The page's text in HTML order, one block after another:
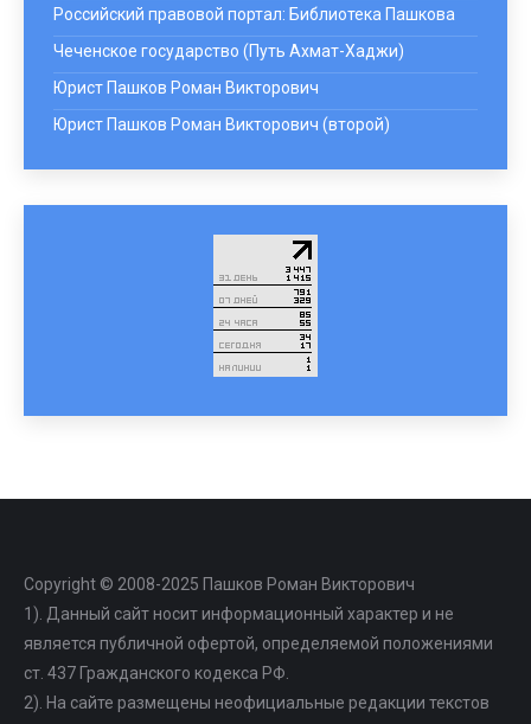
Российский правовой портал: Библиотека Пашкова
Чеченское государство (Путь Ахмат-Хаджи)
Юрист Пашков Роман Викторович
Юрист Пашков Роман Викторович (второй)
Copyright © 2008-2025 Пашков Роман Викторович
1). Данный сайт носит информационный характер и не
является публичной офертой, определяемой положениями
ст. 437 Гражданского кодекса РФ.
2). На сайте размещены неофициальные редакции текстов